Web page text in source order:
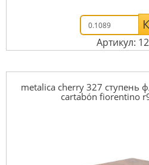
Артикул:
metalica cherry 327 ступень
cartabón fiorentino